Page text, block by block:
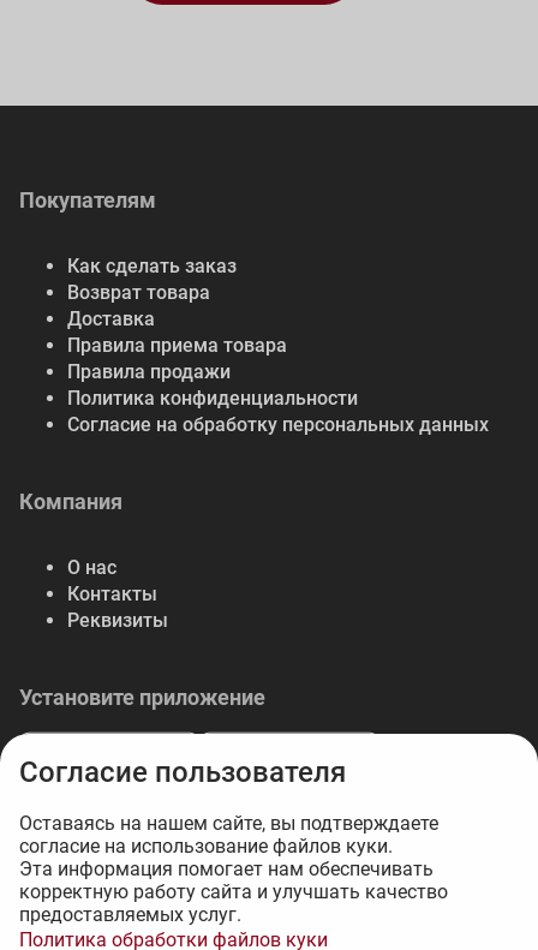
Покупателям
Как сделать заказ
Возврат товара
Доставка
Правила приема товара
Правила продажи
Политика конфиденциальности
Согласие на обработку персональных данных
Компания
О нас
Контакты
Реквизиты
Установите приложение
© 2026 Либерте — весь спектр отделочных
материалов.
Интернет-магазин на 1С-Битрикс - 34web
Согласие пользователя
Оставаясь на нашем сайте, вы подтверждаете
согласие на использование файлов куки.
Эта информация помогает нам обеспечивать
корректную работу сайта и улучшать качество
предоставляемых услуг.
Политика обработки файлов куки